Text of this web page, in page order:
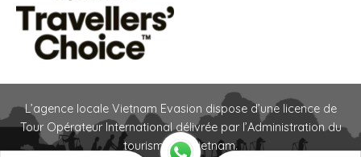
L’agence locale Vietnam Evasion dispose d’une licence de
Tour Opérateur International délivrée par l’Administration du
tourisme du Vietnam.